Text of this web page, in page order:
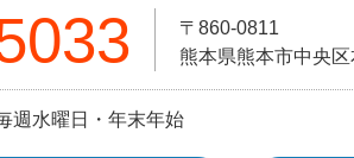
〒860-0811
熊本県熊本市中央
週水曜日・年末年始